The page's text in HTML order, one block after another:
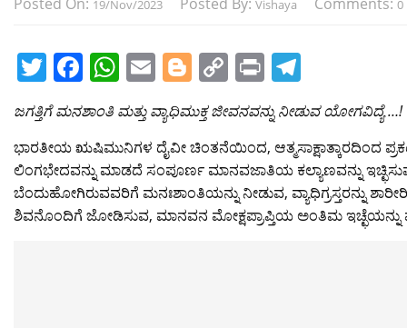
19/Nov/2023 Vishaya 0
T
w
itt
er
F
c
e
b
o
W
h
at
s
A
p
E
m
ai
l
Bl
o
g
g
er
C
o
p
y
Li
n
Pr
in
t
el
e
gr
a
m
ಜಗತ್ತಿಗೆ ಮನಶಾಂತಿ ಮತ್ತು ವ್ಯಾಧಿಮುಕ್ತ ಜೀವನವನ್ನು ನೀಡುವ ಯೋಗವಿದ್ಯೆ …!
ಭಾರತೀಯ ಋಷಿಮುನಿಗಳ ದೈವೀ ಚಿಂತನೆಯಿಂದ, ಆತ್ಮಸಾಕ್ಷಾತ್ಕಾರದಿಂದ
ಲಿಂಗಭೇದವನ್ನು ಮಾಡದೆ ಸಂಪೂರ್ಣ ಮಾನವಜಾತಿಯ ಕಲ್ಯಾಣವನ್ನು
ಬೆಂದುಹೋಗಿರುವವರಿಗೆ ಮನಃಶಾಂತಿಯನ್ನು ನೀಡುವ, ವ್ಯಾಧಿಗ್ರಸ್ತರನ್ನು
ಶಿವನೊಂದಿಗೆ ಜೋಡಿಸುವ, ಮಾನವನ ಮೋಕ್ಷಪ್ರಾಪ್ತಿಯ ಅಂತಿಮ